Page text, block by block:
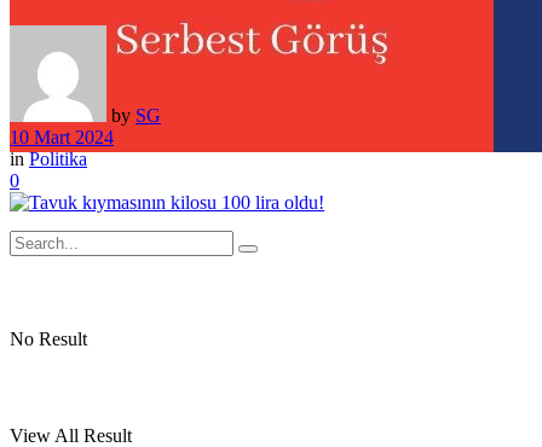
No Result
View All Result
by SG
10 Mart 2024
in Politika
0